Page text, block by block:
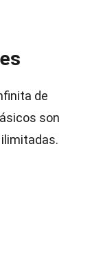
de
son